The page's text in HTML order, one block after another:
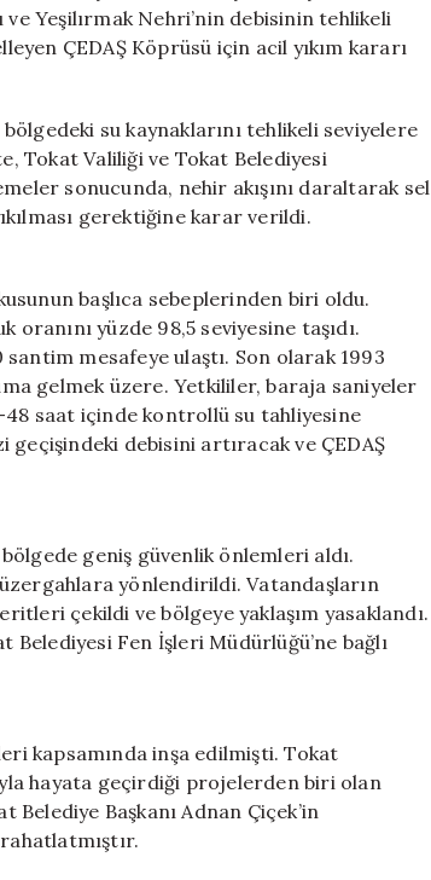
Kritik
Seviye
Ulaştı
ve Yeşilırmak Nehri’nin debisinin tehlikeli
ÇEDAŞ Köprüsü için acil yıkım kararı
su kaynaklarını tehlikeli seviyelere
Tokat Valiliği ve Tokat Belediyesi
sonucunda, nehir akışını daraltarak sel
gerektiğine karar verildi.
başlıca sebeplerinden biri oldu.
oranını yüzde 98,5 seviyesine taşıdı.
mesafeye ulaştı. Son olarak 1993
gelmek üzere. Yetkililer, baraja saniyeler
saat içinde kontrollü su tahliyesine
geçişindeki debisini artıracak ve ÇEDAŞ
geniş güvenlik önlemleri aldı.
yönlendirildi. Vatandaşların
çekildi ve bölgeye yaklaşım yasaklandı.
Fen İşleri Müdürlüğü’ne bağlı
kapsamında inşa edilmişti. Tokat
hayata geçirdiği projelerden biri olan
Başkanı Adnan Çiçek’in